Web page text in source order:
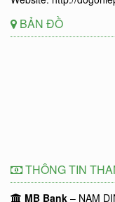
BẢN ĐỒ
THÔNG TIN
MB Bank – NAM